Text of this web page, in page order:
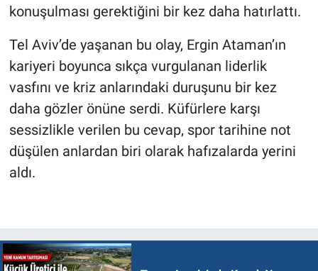
konuşulması gerektiğini bir kez daha hatırlattı.
Tel Aviv’de yaşanan bu olay, Ergin Ataman’ın
kariyeri boyunca sıkça vurgulanan liderlik
vasfını ve kriz anlarındaki duruşunu bir kez
daha gözler önüne serdi. Küfürlere karşı
sessizlikle verilen bu cevap, spor tarihine not
düşülen anlardan biri olarak hafızalarda yerini
aldı.